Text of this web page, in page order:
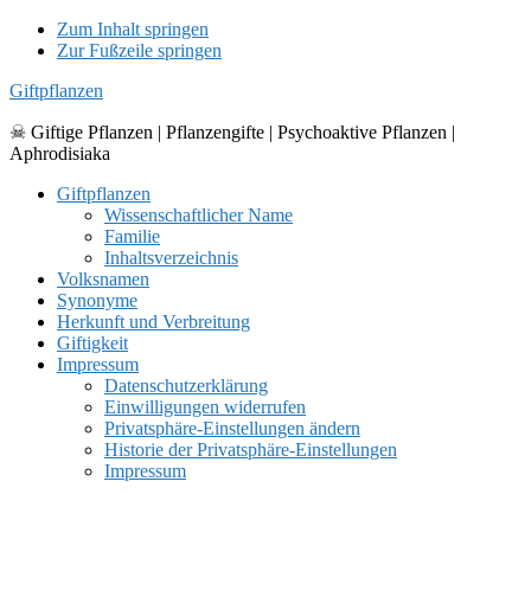
Zum Inhalt springen
Zur Fußzeile springen
Giftpflanzen
☠ Giftige Pflanzen | Pflanzengifte | Psychoaktive Pflanzen |
Aphrodisiaka
Giftpflanzen
Wissenschaftlicher Name
Familie
Inhaltsverzeichnis
Volksnamen
Synonyme
Herkunft und Verbreitung
Giftigkeit
Impressum
Datenschutzerklärung
Einwilligungen widerrufen
Privatsphäre-Einstellungen ändern
Historie der Privatsphäre-Einstellungen
Impressum